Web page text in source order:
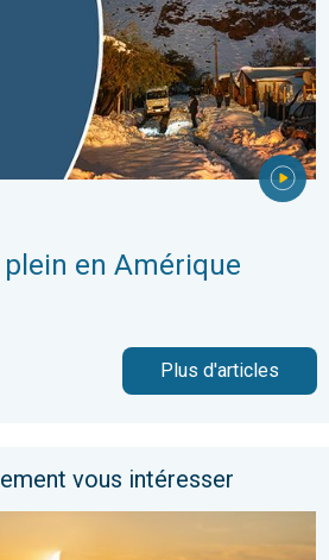
en Amérique
Plus d'articles
vous intéresser